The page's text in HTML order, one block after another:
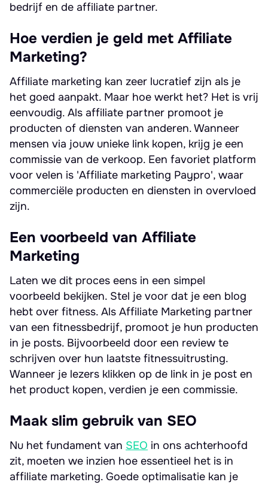
bedrijf en de affiliate partner.
Hoe verdien je geld met Affiliate
Marketing?
Affiliate marketing kan zeer lucratief zijn als je
het goed aanpakt. Maar hoe werkt het? Het is vrij
eenvoudig. Als affiliate partner promoot je
producten of diensten van anderen. Wanneer
mensen via jouw unieke link kopen, krijg je een
commissie van de verkoop. Een favoriet platform
voor velen is 'Affiliate marketing Paypro', waar
commerciële producten en diensten in overvloed
zijn.
Een voorbeeld van Affiliate
Marketing
Laten we dit proces eens in een simpel
voorbeeld bekijken. Stel je voor dat je een blog
hebt over fitness. Als Affiliate Marketing partner
van een fitnessbedrijf, promoot je hun producten
in je posts. Bijvoorbeeld door een review te
schrijven over hun laatste fitnessuitrusting.
Wanneer je lezers klikken op de link in je post en
het product kopen, verdien je een commissie.
Maak slim gebruik van SEO
Nu het fundament van SEO in ons achterhoofd
zit, moeten we inzien hoe essentieel het is in
affiliate marketing. Goede optimalisatie kan je